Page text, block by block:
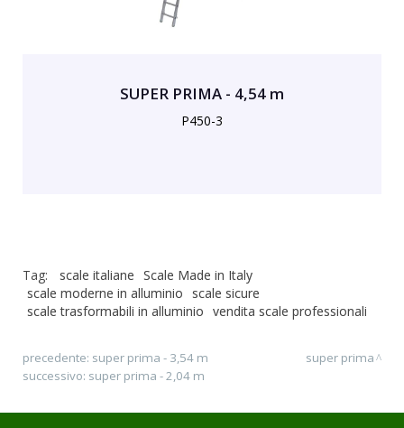
SUPER PRIMA - 4,54 m
P450-3
Tag: scale italiane Scale Made in Italy
scale moderne in alluminio scale sicure
scale trasformabili in alluminio vendita scale professionali
precedente: super prima - 3,54 m
successivo: super prima - 2,04 m
super prima